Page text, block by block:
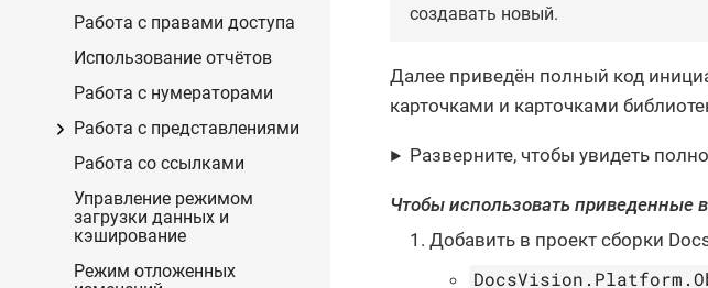
Работа с правами доступа
Использование отчётов
Работа с нумераторами
Работа с представлениями
Работа со ссылками
Управление режимом
загрузки данных и
кэширование
Режим отложенных
создавать новый.
Далее приведён полный код
карточками и карточками
Разверните, чтобы увидеть
Чтобы использовать приведенные
Добавить в проект сборки